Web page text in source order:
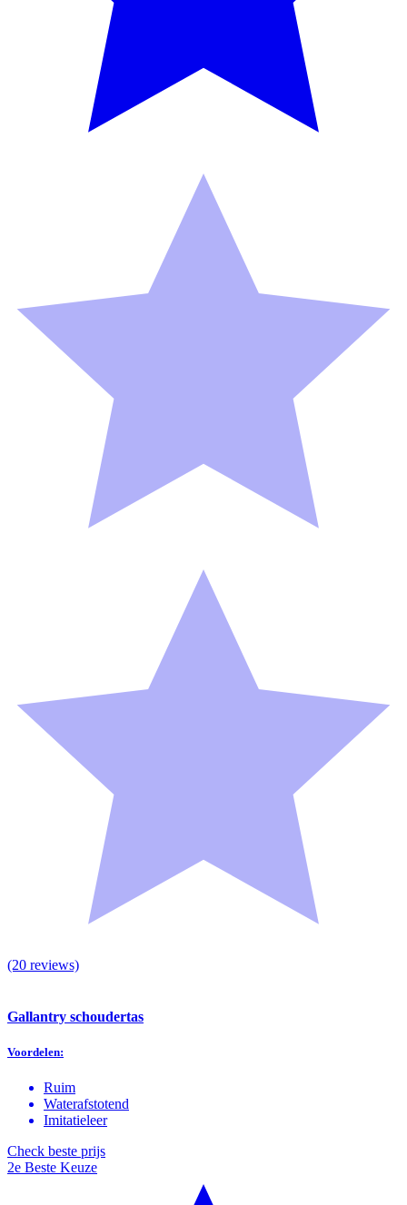
(20 reviews)
Gallantry schoudertas
Voordelen:
Ruim
Waterafstotend
Imitatieleer
Check beste prijs
2e Beste Keuze